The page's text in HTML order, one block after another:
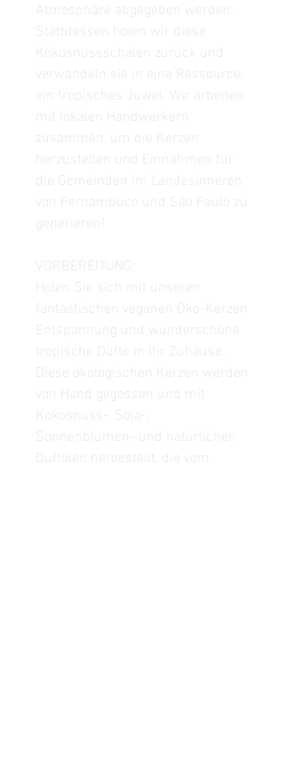
Atmosphäre abgegeben werden.
Stattdessen holen wir diese
Kokosnussschalen zurück und
verwandeln sie in eine Ressource,
ein tropisches Juwel. Wir arbeiten
mit lokalen Handwerkern
zusammen, um die Kerzen
herzustellen und Einnahmen für
die Gemeinden im Landesinneren
von Pernambuco und São Paulo zu
VORBEREITUNG:
Holen Sie sich mit unseren
fantastischen veganen Öko-Kerzen
Entspannung und wunderschöne
tropische Düfte in Ihr Zuhause.
Diese ökologischen Kerzen werden
von Hand gegossen und mit
Kokosnuss-, Soja-,
Sonnenblumen- und natürlichen
Duftölen hergestellt, die vom